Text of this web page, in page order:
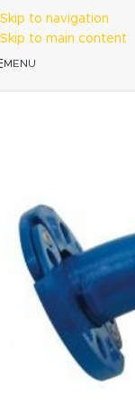
Skip to navigation
Skip to main content
MENU